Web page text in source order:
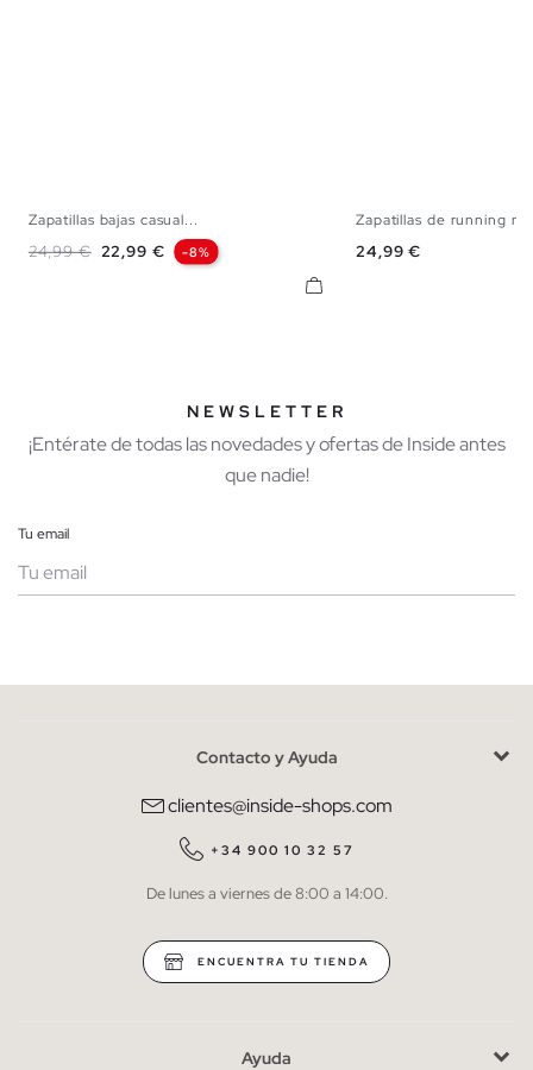
41
Zapatillas bajas casual...
Precio base
24,99 € Precio
22,99 € -8%
42
Zapatillas de running
Precio
24,99 €
NEWSLETTER
¡Entérate de todas las novedades y ofertas de Inside antes
que nadie!
Tu email
He leído y entiendo lapolítica de privacidad
QUIERO SUSCRIBIRME
* Puedes cancelar la suscripción en cualquier momento.
Contacto y Ayuda
clientes@inside-shops.com
+34 900 10 32 57
De lunes a viernes de 8:00 a 14:00.
ENCUENTRA TU TIENDA
Ayuda